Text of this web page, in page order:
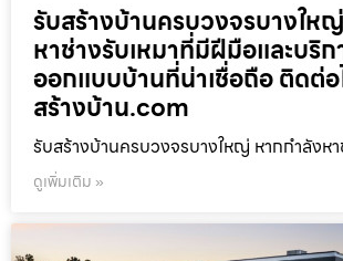
รับสร้างบ้านครบวงจรบางให
หาช่างรับเหมาที่มีฝีมือและบริก
ออกแบบบ้านที่น่าเชื่อถือ ติดต่อ
สร้างบ้าน.com
รับสร้างบ้านครบวงจรบางใหญ่ หากกำลังหา
ดูเพิ่มเติม »